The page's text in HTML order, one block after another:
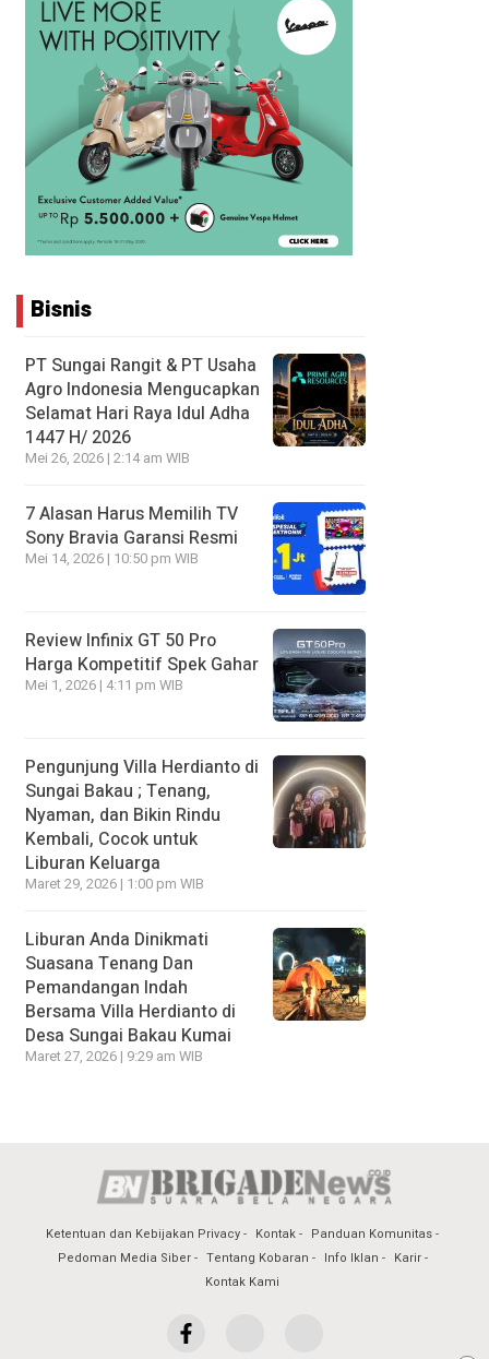
Bisnis
PT Sungai Rangit & PT Usaha
Agro Indonesia Mengucapkan
Selamat Hari Raya Idul Adha
1447 H/ 2026
Mei 26, 2026 | 2:14 am WIB
7 Alasan Harus Memilih TV
Sony Bravia Garansi Resmi
Mei 14, 2026 | 10:50 pm WIB
Review Infinix GT 50 Pro
Harga Kompetitif Spek Gahar
Mei 1, 2026 | 4:11 pm WIB
Pengunjung Villa Herdianto di
Sungai Bakau ; Tenang,
Nyaman, dan Bikin Rindu
Kembali, Cocok untuk
Liburan Keluarga
Maret 29, 2026 | 1:00 pm WIB
Liburan Anda Dinikmati
Suasana Tenang Dan
Pemandangan Indah
Bersama Villa Herdianto di
Desa Sungai Bakau Kumai
Maret 27, 2026 | 9:29 am WIB
Ketentuan dan Kebijakan Privacy Kontak
Panduan Komunitas
Pedoman Media Siber
Tentang Kobaran Info Iklan
Karir
Kontak Kami